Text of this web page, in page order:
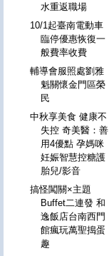
水重返職場
10/1起臺南電動車
臨停優惠恢復一
般費率收費
輔導會服照處劉雅
魁關懷金門區榮
民
中秋享美食 健康不
失控 奇美醫：善
用4優點 孕媽咪
妊娠智慧控糖護
胎兒/影音
搞怪闖關×主題
Buffet二連發 和
逸飯店台南西門
館瘋玩萬聖搗蛋
趣